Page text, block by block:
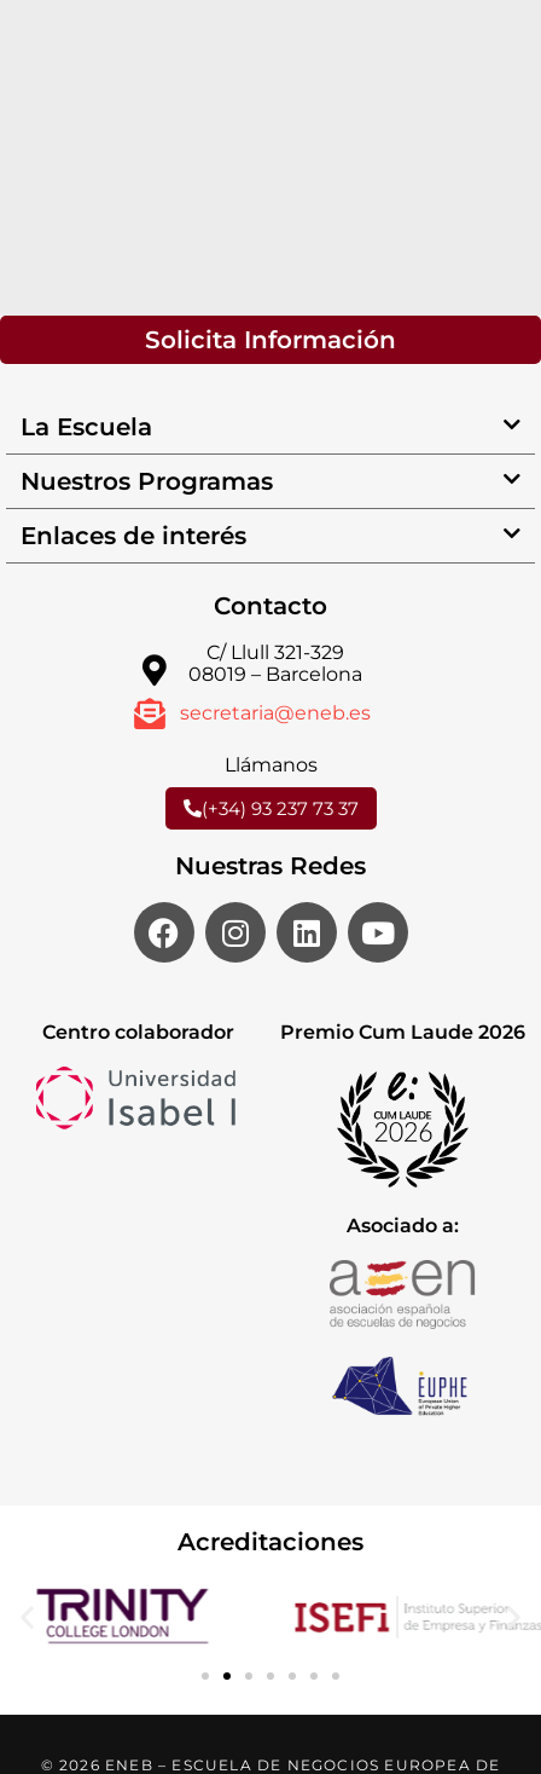
Solicita Información
La Escuela
Nuestros Programas
Enlaces de interés
Contacto
C/ Llull 321-329
08019 – Barcelona
secretaria@eneb.es
Llámanos
(+34) 93 237 73 37
Nuestras Redes
Centro colaborador Premio Cum Laude 2026
Asociado a:
Acreditaciones
© 2026 ENEB – ESCUELA DE NEGOCIOS EUROPEA DE